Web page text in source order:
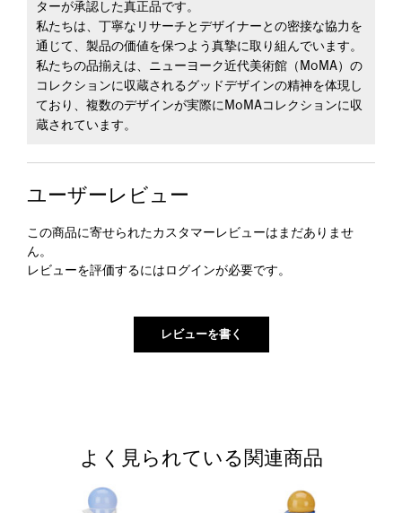
ターが承認した真正品です。
私たちは、丁寧なリサーチとデザイナーとの密接な協力を
通じて、製品の価値を保つよう真摯に取り組んでいます。
私たちの品揃えは、ニューヨーク近代美術館（MoMA）の
コレクションに収蔵されるグッドデザインの精神を体現し
ており、複数のデザインが実際にMoMAコレクションに収
蔵されています。
ユーザーレビュー
この商品に寄せられたカスタマーレビューはまだありませ
ん。
レビューを評価するには ログインが必要です。
よく見られている関連商品